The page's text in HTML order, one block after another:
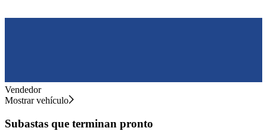
Vendedor
Mostrar vehículo
Subastas que terminan pronto